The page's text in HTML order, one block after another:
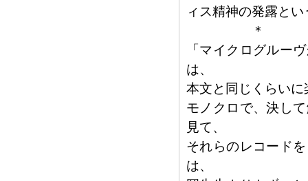
ィス精神の発露と
＊
「マイクログルー
は、
本文と同じくらい
モノクロで、決し
見て、
それらのレコード
は、